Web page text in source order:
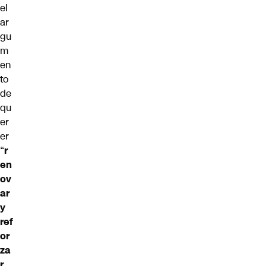
el
ar
gu
m
en
to
de
qu
er
er
“r
en
ov
ar
y
ref
or
za